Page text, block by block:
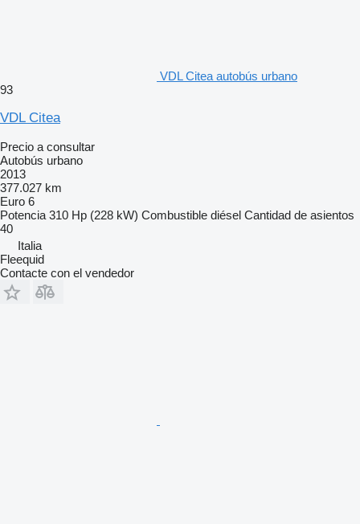
VDL Citea autobús urbano
93
VDL Citea
Precio a consultar
Autobús urbano
2013
377.027 km
Euro 6
Potencia 310 Hp (228 kW) Combustible diésel Cantidad de asientos
40
Italia
Fleequid
Contacte con el vendedor